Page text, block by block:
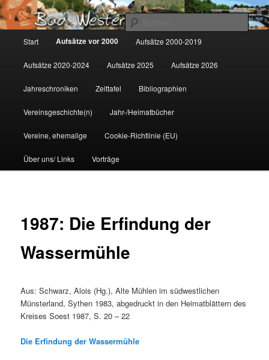
Zum
primären
Inhalt
springen
Gemeinsam für Bad Westernkotten
Start Aufsätze vor 2000 Aufsätze 2000-2019
Aufsätze 2020-2024 Aufsätze 2025 Aufsätze 2026
Jahreschroniken Zeittafel Bibliographien
Vereinsgeschichte(n) Jahr-/Heimatbücher
Vereine, ehemalige Cookie-Richtlinie (EU)
Über uns/ Links Vorträge
1987: Die Erfindung der
Wassermühle
Aus: Schwarz, Alois (Hg.), Alte Mühlen im südwestlichen
Münsterland, Sythen 1983, abgedruckt in den Heimatblättern des
Kreises Soest 1987, S. 20 – 22
Die Erfindung der Wassermühle